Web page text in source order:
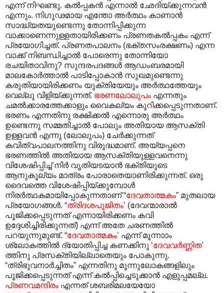
എന്ന് നിഘണ്ടു. കൽ‌പ്പകൻ എന്നാൽ ഛേദിയ്ക്കുന്നവൻ
എന്നും. നിഗൂഢമായ എന്തോ അർത്ഥം കാണാൻ
സാദ്ധ്യതയുണ്ടെന്നു തോന്നിപ്പിക്കുന്ന
വാക്കാണെന്നുള്ളതായിരിക്കണം പ്രണതകൽ‌പ്പകം എന്ന്
പ്രയോഗിച്ചത്. പ്രണതപാലനം (ഭക്തസംരക്ഷണം) എന്ന
വാക്ക് നിബന്ധിച്ചാൽ പോരെന്നു തോന്നിയോ
രചയിതാവിനു? സുന്ദരപദങ്ങൾ ആഡംബരമായി
മാലകോർത്താൽ പാടിപ്പോകാൻ സുഖമുണ്ടെന്നു
കരുതിയായിരിക്കണം യുക്തിയേയും അർത്ഥത്തേയും
വെല്ലു വിളിയ്ക്കുന്നത്. ഭരണലോലുപം എന്നതും
ചമൽക്കാരത്തേക്കാളും വൈകല്യം കുറിക്കപ്പെടുന്നതാണ്.
ഭരണം എന്നതിനു രക്ഷിക്കൽ എന്നൊരു അർത്ഥം
ഉണ്ടെന്നു സമ്മതിച്ചാൽ പോലും അതിയായ ആസക്തി
ഉള്ളവൻ എന്നു (ലോലുപം) ചേർക്കുന്നത്
കവിത്വപാലനത്തിനു വിരുദ്ധമാണ്. അയ്യപ്പനെ
ഭരണത്തിൽ അതിയായ ആസക്തിയുള്ളവനെന്നു
വിശേഷിപ്പിച്ച് നിർ വൃതിയടയാൻ ഭക്തിയുടെ
ആനുകൂല്യം മാത്രം പോരാതെയാണിരിക്കുന്നത്. ഒരു
ദൈവത്തെ വിശേഷിപ്പിയ്ക്കുമ്പോൾ
നിരർത്ഥകമായിപ്പോകുന്നതാണ് “ദേവതാത്മകം” മുതലായ
പ്രയോഗങ്ങൾ. “ത്രിദശപൂജിതം’ (ദേവന്മാരാൽ
പൂജിക്കപ്പെടുന്നത് എന്നായിരിക്കണം കവി
ഉദ്ദേശിച്ചിരിക്കുന്നത്) എന്ന് അതേ ചരണത്തിൽ
പറയുന്നുമുണ്ട്. “ദേവതാത്മകം’ എന്ന് മൂന്നാ‍ാം
ശ്ലോകത്തിൽ ദ്യോതിപ്പിച്ച കണക്കിനു ‘ദേവവർണ്ണിത’
ത്തിനു പ്രസക്തിയില്ലാതെയും പോകുന്നു.
“ത്രിഭുവനാർച്ചിതം” എന്നതിനു മൂന്നുലോകങ്ങളിലും
പൂജിക്കപ്പെടുന്നത് എന്ന് കൽ‌പ്പിച്ചെടുക്കാൻ എളുപ്പമല്ല.
പ്രണവമന്ദിരം എന്നത് ശബരിമലയേയോ